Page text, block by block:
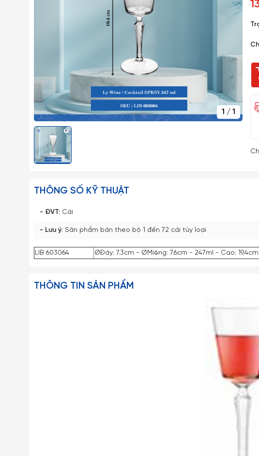
1 /1
THÔNG SỐ KỸ THUẬT
- ĐVT: Cái
- Lưu ý: Sản phẩm bán theo bộ 1 đến 72 cái tùy loại
LIB 603064 ØĐáy: 7.3cm - ØMiệng: 7.6cm - 247ml - Cao:
THÔNG TIN SẢN PHẨM